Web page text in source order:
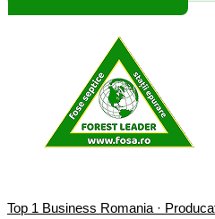
Top 1 Business Romania ·